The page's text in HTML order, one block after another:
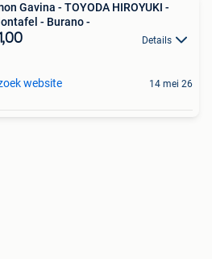
Gavina - TOYODA HIROYUKI -
- Burano -
Details
website 14 mei 26